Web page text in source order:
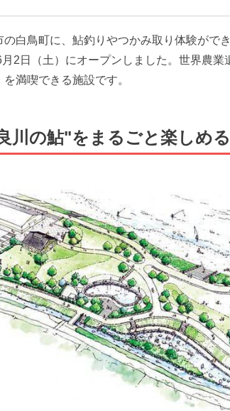
白鳥町に、鮎釣りやつかみ取り体験がで
2日（土）にオープンしました。世界農
満喫できる施設です。
川の鮎"をまるごと楽しめる